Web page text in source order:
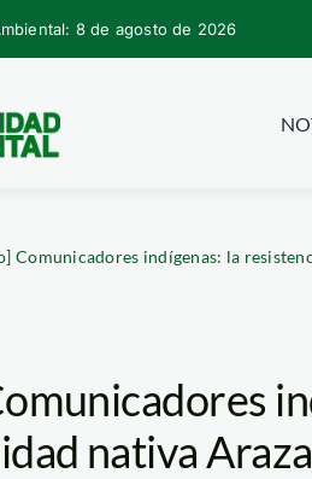
8 de agosto de 2026
Comunicadores indígenas: la
nativa